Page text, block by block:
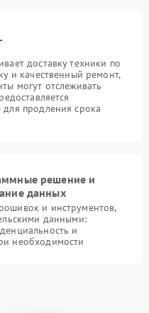
доставку техники по
и качественный ремонт,
могут отслеживать
для продления срока
решение и
данных
и инструментов,
данными:
и
необходимости